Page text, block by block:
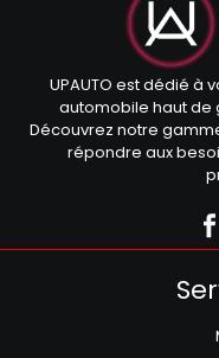
UPAUTO est dédié à
automobile haut de
Découvrez notre
répondre aux